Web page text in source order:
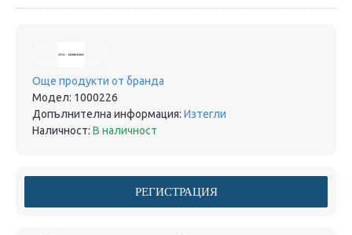
Още продукти от бранда
Модел: 1000226
Допълнителна информация: Изтегли
Наличност: В наличност
РЕГИСТРАЦИЯ